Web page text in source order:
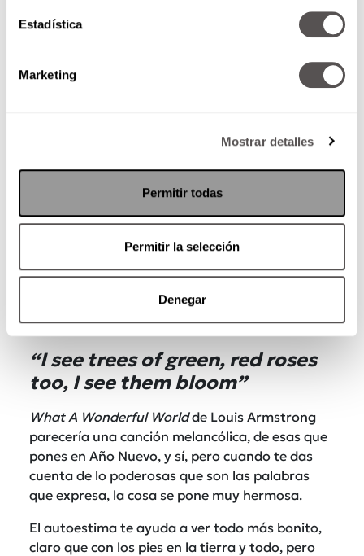
Estadística
Marketing
Mostrar detalles
Permitir todas
Permitir la selección
Denegar
I Will
Survive de Gloria
Gaynor, y es que en ocasiones,
sentimos que no somos lo suficiente para
superar algo, pero una vez que lo logras, creces,
“I see trees of green, red roses
too, I see them bloom”
What A Wonderful Worldde Louis Armstrong
parecería una canción melancólica, de esas que
pones en Año Nuevo, y sí, pero cuando te das
cuenta de lo poderosas que son las palabras
que expresa, la cosa se pone muy hermosa.
El autoestima te ayuda a ver todo más bonito,
claro que con los pies en la tierra y todo, pero